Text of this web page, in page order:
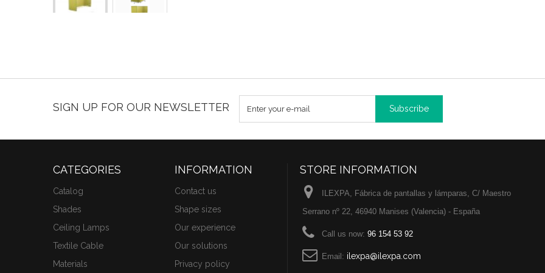
SIGN UP FOR OUR NEWSLETTER Subscribe
CATEGORIES
Catalog
Shades
Ceiling Lamps
Textile Cable
Materials
INFORMATION
Contact us
Shape sizes
Our experience
Our solutions
Privacy policy
STORE INFORMATION
ILEXPA, Fábrica de pantallas y lámparas, C/ Maestro
Serrano nº 22, 46940 Manises (Valencia) - España
Call us now: 96 154 53 92
Email: ilexpa@ilexpa.com